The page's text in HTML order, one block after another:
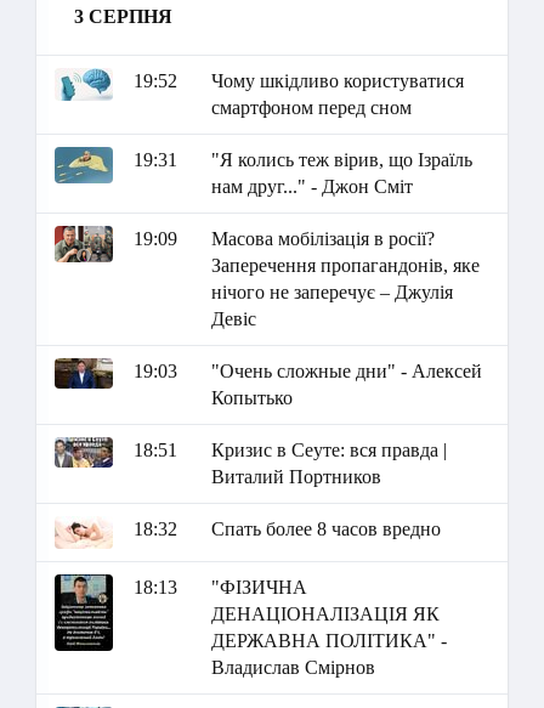
3 СЕРПНЯ
19:52
Чому шкідливо користуватися
смартфоном перед сном
19:31
"Я колись теж вірив, що Ізраїль
нам друг..." - Джон Сміт
19:09
Масова мобілізація в росії?
Заперечення пропагандонів, яке
нічого не заперечує – Джулія
Девіс
19:03
"Очень сложные дни" - Алексей
Копытько
18:51
Кризис в Сеуте: вся правда |
Виталий Портников
18:32 Спать более 8 часов вредно
18:13
"ФІЗИЧНА
ДЕНАЦІОНАЛІЗАЦІЯ ЯК
ДЕРЖАВНА ПОЛІТИКА" -
Владислав Смірнов